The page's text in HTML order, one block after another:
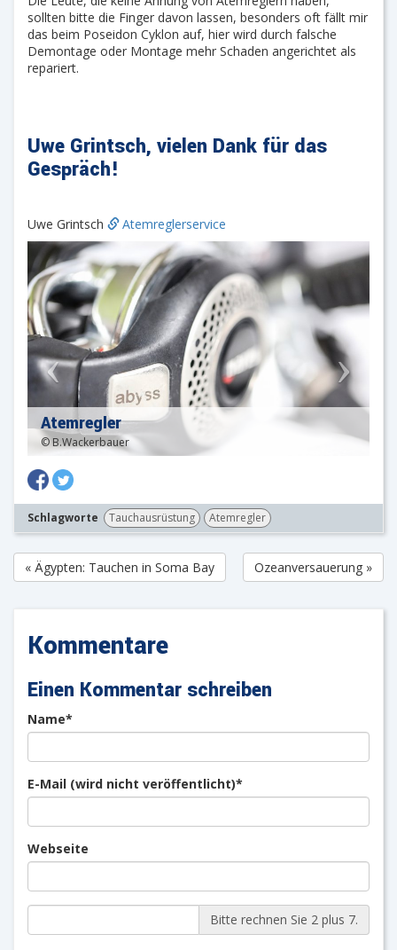
sollten bitte die Finger davon lassen, besonders oft fällt mir
das beim Poseidon Cyklon auf, hier wird durch falsche
Demontage oder Montage mehr Schaden angerichtet als
repariert.
Uwe Grintsch, vielen Dank für das
Gespräch!
Uwe Grintsch Atemreglerservice
Atemregler
© B.Wackerbauer
Schlagworte Tauchausrüstung Atemregler
« Ägypten: Tauchen in Soma Bay Ozeanversauerung »
Kommentare
Einen Kommentar schreiben
NamePflichtfeld
*
E-Mail (wird nicht veröffentlicht)Pflichtfeld
*
Webseite
Bitte rechnen Sie 2 plus 7.